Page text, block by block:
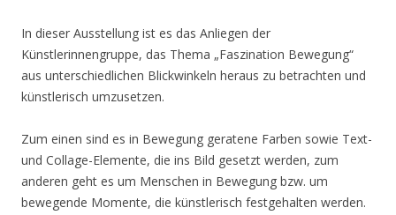
In dieser Ausstellung ist es das Anliegen der
Künstlerinnengruppe, das Thema „Faszination Bewegung“
aus unterschiedlichen Blickwinkeln heraus zu betrachten und
künstlerisch umzusetzen.
Zum einen sind es in Bewegung geratene Farben sowie Text-
und Collage-Elemente, die ins Bild gesetzt werden, zum
anderen geht es um Menschen in Bewegung bzw. um
bewegende Momente, die künstlerisch festgehalten werden.